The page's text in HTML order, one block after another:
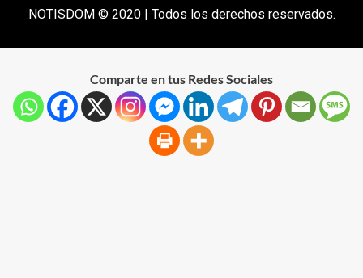
NOTISDOM © 2020 | Todos los derechos reservados.
Comparte en tus Redes Sociales